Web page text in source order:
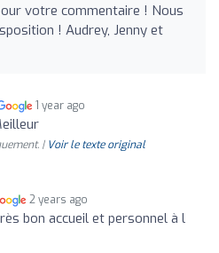
votre commentaire ! Nous
! Audrey, Jenny et
1 year ago
| Voir le texte original
2 years ago
bon accueil et personnel à l